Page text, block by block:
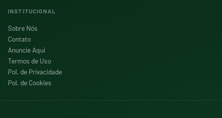
INSTITUCIONAL
Sobre Nós
Contato
Anuncie Aqui
Termos de Uso
Pol. de Privacidade
Pol. de Cookies